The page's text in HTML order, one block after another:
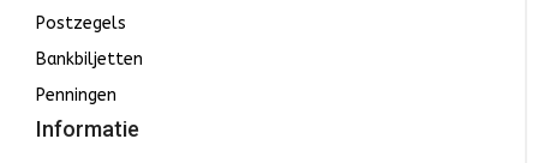
Postzegels
Bankbiljetten
Penningen
Informatie